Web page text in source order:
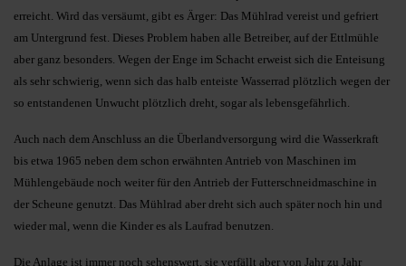
erreicht. Wird das versäumt, gibt es Ärger: Das Mühlrad vereist und gefriert
am Untergrund fest. Dieses Problem haben alle Betreiber, auf der Ettlmühle
aber ganz besonders. Wegen der Enge im Schacht erweist sich die Enteisung
als sehr schwierig, wenn sich das halb enteiste Wasserrad plötzlich wegen der
so entstandenen Unwucht plötzlich dreht, sogar als lebensgefährlich.
Auch nach dem Anschluss an die Überlandversorgung wird die Wasserkraft
bis etwa 1965 neben dem schon erwähnten Antrieb von Maschinen im
Mühlengebäude noch weiter für den Antrieb der Futter­schneidmaschine in
der Scheune genutzt. Das Mühlrad aber dreht sich auch später noch hin und
wieder mal, wenn die Kinder es als Laufrad benutzen.
Die Anlage ist immer noch sehenswert, sie verfällt aber von Jahr zu Jahr